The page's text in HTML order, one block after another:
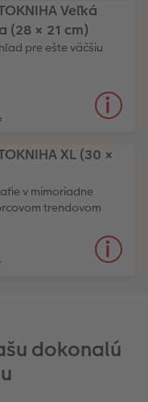
Veľká
(28 × 21 cm)
pre ešte väčšiu
XL (30 ×
v mimoriadne
trendovom
dokonalú